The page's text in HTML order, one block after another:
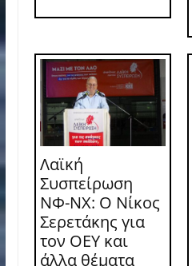
Λαϊκή
Συσπείρωση
ΝΦ-ΝΧ: O Νίκος
Σερετάκης για
τον ΟΕΥ και
άλλα θέματα